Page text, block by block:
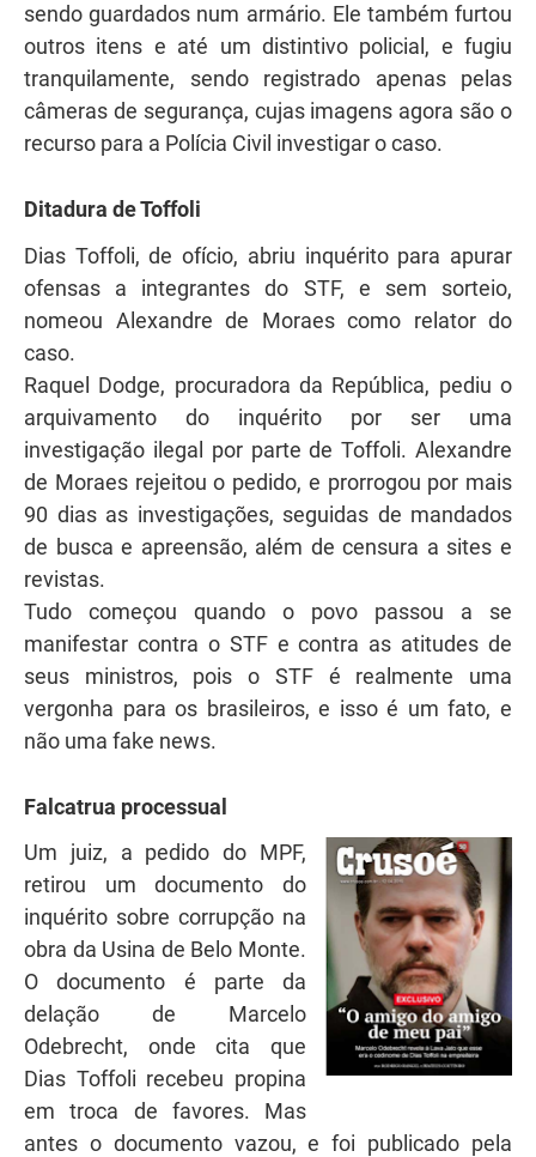
sendo guardados num armário. Ele também furtou
outros itens e até um distintivo policial, e fugiu
tranquilamente, sendo registrado apenas pelas
câmeras de segurança, cujas imagens agora são o
recurso para a Polícia Civil investigar o caso.
Ditadura de Toffoli
Dias Toffoli, de ofício, abriu inquérito para apurar
ofensas a integrantes do STF, e sem sorteio,
nomeou Alexandre de Moraes como relator do
caso.
Raquel Dodge, procuradora da República, pediu o
arquivamento do inquérito por ser uma
investigação ilegal por parte de Toffoli. Alexandre
de Moraes rejeitou o pedido, e prorrogou por mais
90 dias as investigações, seguidas de mandados
de busca e apreensão, além de censura a sites e
revistas.
Tudo começou quando o povo passou a se
manifestar contra o STF e contra as atitudes de
seus ministros, pois o STF é realmente uma
vergonha para os brasileiros, e isso é um fato, e
não uma fake news.
Falcatrua processual
Um juiz, a pedido do MPF,
retirou um documento do
inquérito sobre corrupção na
obra da Usina de Belo Monte.
O documento é parte da
delação de Marcelo
Odebrecht, onde cita que
Dias Toffoli recebeu propina
em troca de favores. Mas
antes o documento vazou, e foi publicado pela